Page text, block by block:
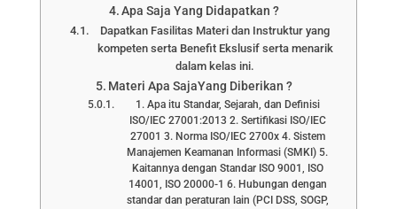
Apa Saja Yang Didapatkan ?
Dapatkan Fasilitas Materi dan Instruktur yang
kompeten serta Benefit Ekslusif serta menarik
dalam kelas ini.
Materi Apa SajaYang Diberikan ?
1. Apa itu Standar, Sejarah, dan Definisi
ISO/IEC 27001:2013 2. Sertifikasi ISO/IEC
27001 3. Norma ISO/IEC 2700x 4. Sistem
Manajemen Keamanan Informasi (SMKI) 5.
Kaitannya dengan Standar ISO 9001, ISO
14001, ISO 20000-1 6. Hubungan dengan
standar dan peraturan lain (PCI DSS, SOGP,